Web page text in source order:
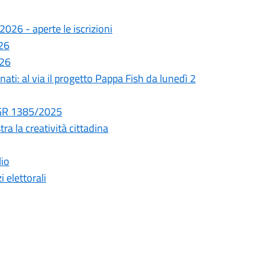
- aperte le iscrizioni
al via il progetto Pappa Fish da lunedì 2
1385/2025
la creatività cittadina
elettorali